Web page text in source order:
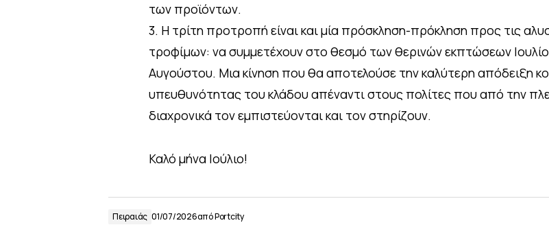
των προϊόντων.
3. Η τρίτη προτροπή είναι και μία πρόσκληση-πρόκληση προς τις
τροφίμων: να συμμετέχουν στο θεσμό των θερινών εκπτώσεων
Αυγούστου. Μια κίνηση που θα αποτελούσε την καλύτερη απόδειξη
υπευθυνότητας του κλάδου απέναντι στους πολίτες που από την
διαχρονικά τον εμπιστεύονται και τον στηρίζουν.
Καλό μήνα Ιούλιο!
Πειραιάς 01/07/2026απόPortcity